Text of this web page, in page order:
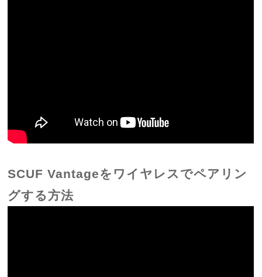
SCUF Vantageをワイヤレスでペアリン
グする方法